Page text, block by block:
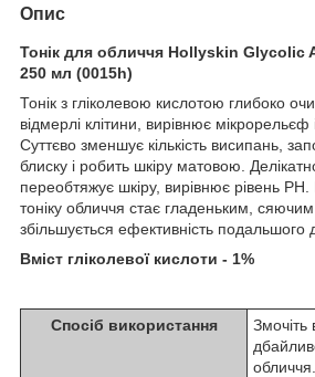
Опис
Тонік для обличчя Hollyskin Glycolic
250 мл (0015h)
Тонік з гліколевою кислотою глибоко
відмерлі клітини, вирівнює
Суттєво зменшує кількість висипань,
блиску і робить шкіру матовою.
переобтяжує шкіру, вирівнює рівень
тоніку обличчя стає гладеньким,
збільшується ефективність подальшого
Вміст гліколевої кислоти - 1%
Спосіб використання
Змочіть